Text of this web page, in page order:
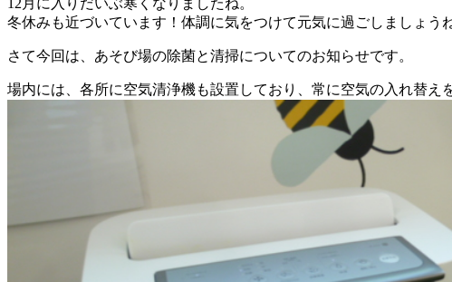
12月に入りだいぶ寒くなりましたね。
冬休みも近づいています！体調に気をつけて元気に過ごしましょうね
さて今回は、あそび場の除菌と清掃についてのお知らせです。
場内には、各所に空気清浄機も設置しており、常に空気の入れ替え